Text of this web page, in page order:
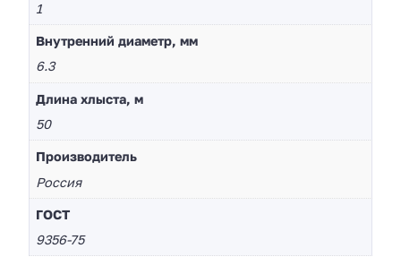
1
Внутренний диаметр, мм
6.3
Длина хлыста, м
50
Производитель
Россия
ГОСТ
9356-75